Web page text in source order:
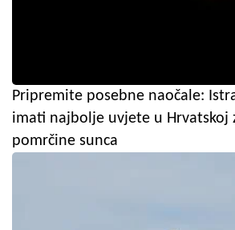
Pripremite posebne naočale:
imati najbolje uvjete u Hrvatskoj
pomrčine sunca